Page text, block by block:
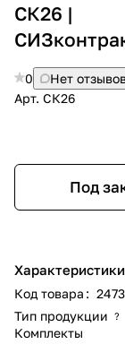
СК26 |
0
Нет
Арт. СК26
Под
Характеристики
Код товара :
Тип продукции
?
Комплекты